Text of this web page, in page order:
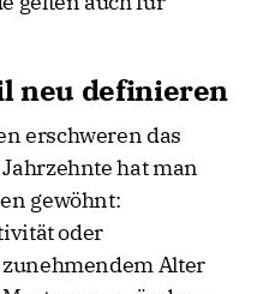
neu definieren
erschweren das
hat man
gewöhnt:
oder
Alter